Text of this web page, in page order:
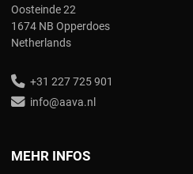
Oosteinde 22
1674 NB Opperdoes
Netherlands
+31 227 725 901
info@aava.nl
MEHR INFOS